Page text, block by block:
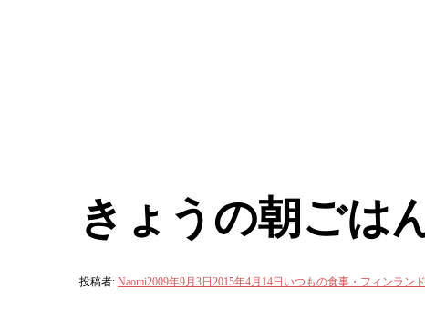
きょうの朝ごは
投稿者: Naomi2009年9月3日 2015年4月14日 いつもの食事・フィンラン